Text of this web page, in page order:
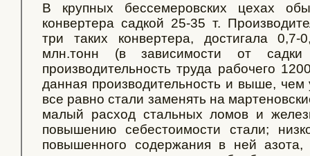
В крупных бессемеровских цехах
конвертера садкой 25-35 т.
три таких конвертера, достигала
млн.тонн (в зависимости от
производительность труда рабочего
данная производительность и выше, чем
все равно стали заменять на
малый расход стальных ломов и
повышению себестоимости стали;
повышенного содержания в ней